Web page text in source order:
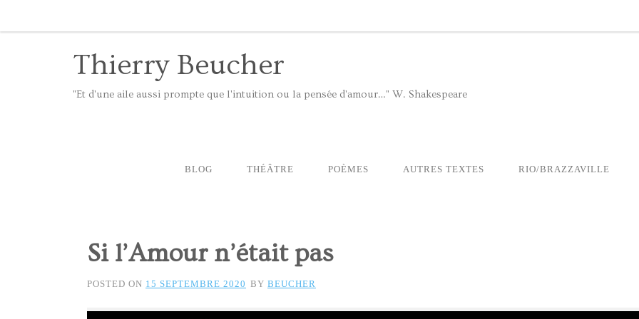
Thierry Beucher
"Et d'une aile aussi prompte que l'intuition ou la pensée d'amour…" W. Shakespeare
BLOG THÉÂTRE POÈMES AUTRES TEXTES RIO/BRAZZAVILLE
Si l’Amour n’était pas
POSTED ON 15 SEPTEMBRE 2020 BY BEUCHER